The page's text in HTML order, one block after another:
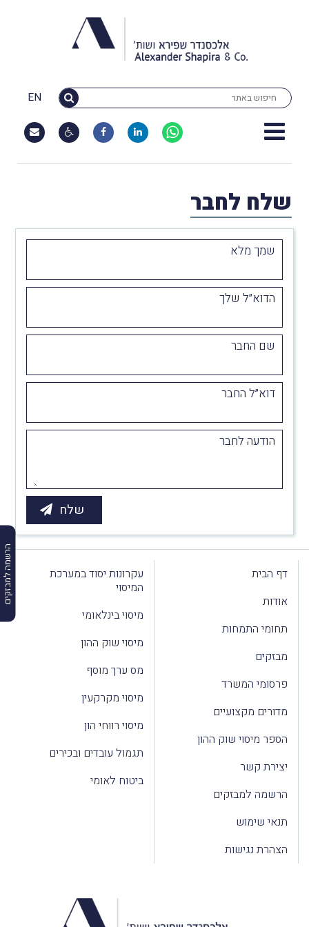
EN
הרשמה למבזקים
שלח לחבר
שמך מלא
הדוא״ל שלך
שם החבר
דוא״ל החבר
הודעה לחבר
דף הבית
אודות
תחומי התמחות
מבזקים
פרסומי המשרד
מדורים מקצועיים
הספר מיסוי שוק ההון
יצירת קשר
הרשמה למבזקים
תנאי שימוש
הצהרת נגישות
עקרונות יסוד במערכת
המיסוי
מיסוי בינלאומי
מיסוי שוק ההון
מס ערך מוסף
מיסוי מקרקעין
מיסוי רווחי הון
תגמול עובדים ובכירים
ביטוח לאומי